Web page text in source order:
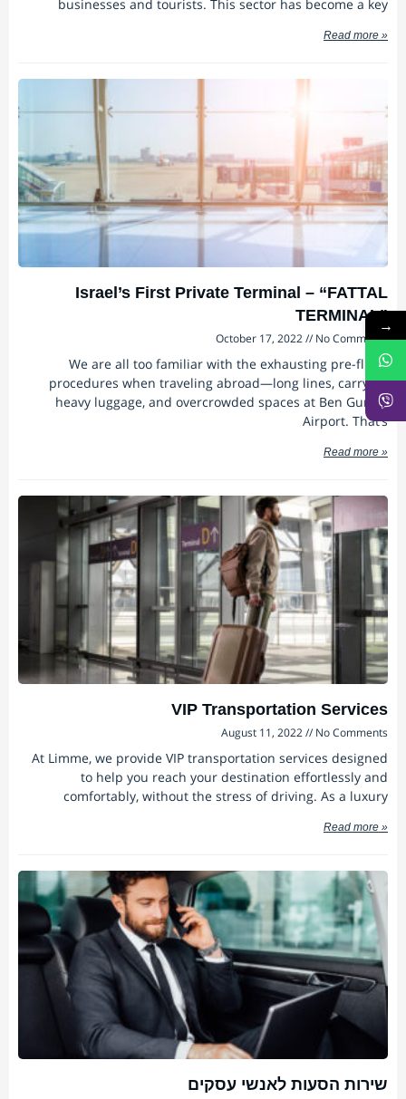
businesses and tourists. This sector has become a key
Read more »
Israel’s First Private Terminal – “FATTAL
TERMINAL”
October 17, 2022 No Comments
We are all too familiar with the exhausting pre-flight
procedures when traveling abroad—long lines, carrying
heavy luggage, and overcrowded spaces at Ben Gurion
Airport. That’s
Read more »
VIP Transportation Services
August 11, 2022 No Comments
At Limme, we provide VIP transportation services designed
to help you reach your destination effortlessly and
comfortably, without the stress of driving. As a luxury
Read more »
שירות הסעות לאנשי עסקים
→